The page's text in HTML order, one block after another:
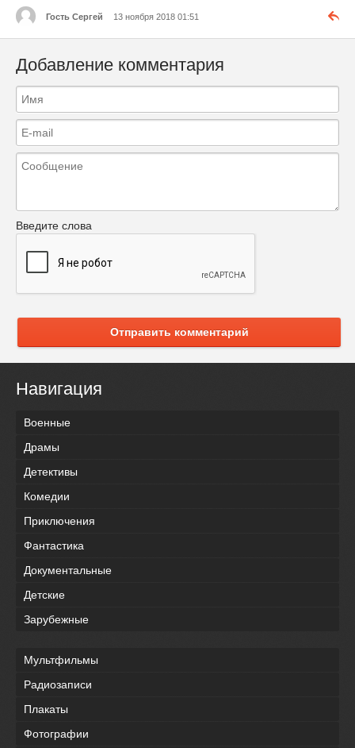
Гость Сергей 13 ноября 2018 01:51
Добавление комментария
Введите слова
Отправить комментарий
Навигация
Военные
Драмы
Детективы
Комедии
Приключения
Фантастика
Документальные
Детские
Зарубежные
Мультфильмы
Радиозаписи
Плакаты
Фотографии